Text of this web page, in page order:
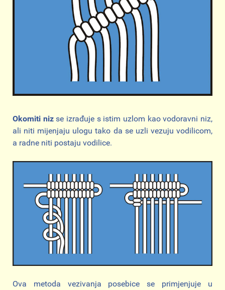
Okomiti nizse izrađuje s istim uzlom kao vodoravni niz,
ali niti mijenjaju ulogu tako da se uzli vezuju vodilicom,
a radne niti postaju vodilice.
Ova metoda vezivanja posebice se primjenjuje u